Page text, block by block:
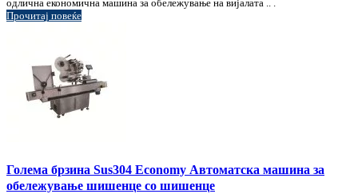
одлична економична машина за обележување на вијалата .. .
Прочитај повеќе
Голема брзина Sus304 Economy Автоматска машина за
обележување шишенце со шишенце